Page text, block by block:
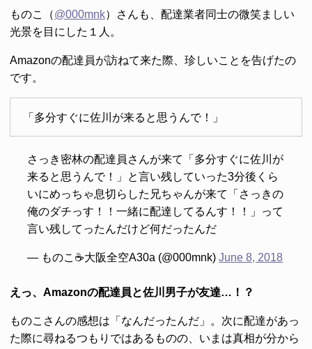
ものこ（@000mnk）さんも、配達業者同士の微笑ましい
光景を目にした１人。
Amazonの配達員が訪ねて来た際、珍しいことを告げたの
です。
「多分すぐに佐川が来ると思うんで！」
さっき密林の配達員さんが来て「多分すぐに佐川が
来ると思うんで！」と言い残していった3分後くら
いにめっちゃ息切らした兄ちゃんが来て「さっきの
俺のダチっす！！一緒に配達してるんす！！」って
言い残してったんだけど何だったんだ
— ものこ☕️大阪全空A30a (@000mnk)June 8, 2018
えっ、Amazonの配達員と佐川男子が友達…！？
ものこさんの感想は「なんだったんだ」。次に配達があっ
た際に尋ねるつもりではあるものの、いまは真相が分から